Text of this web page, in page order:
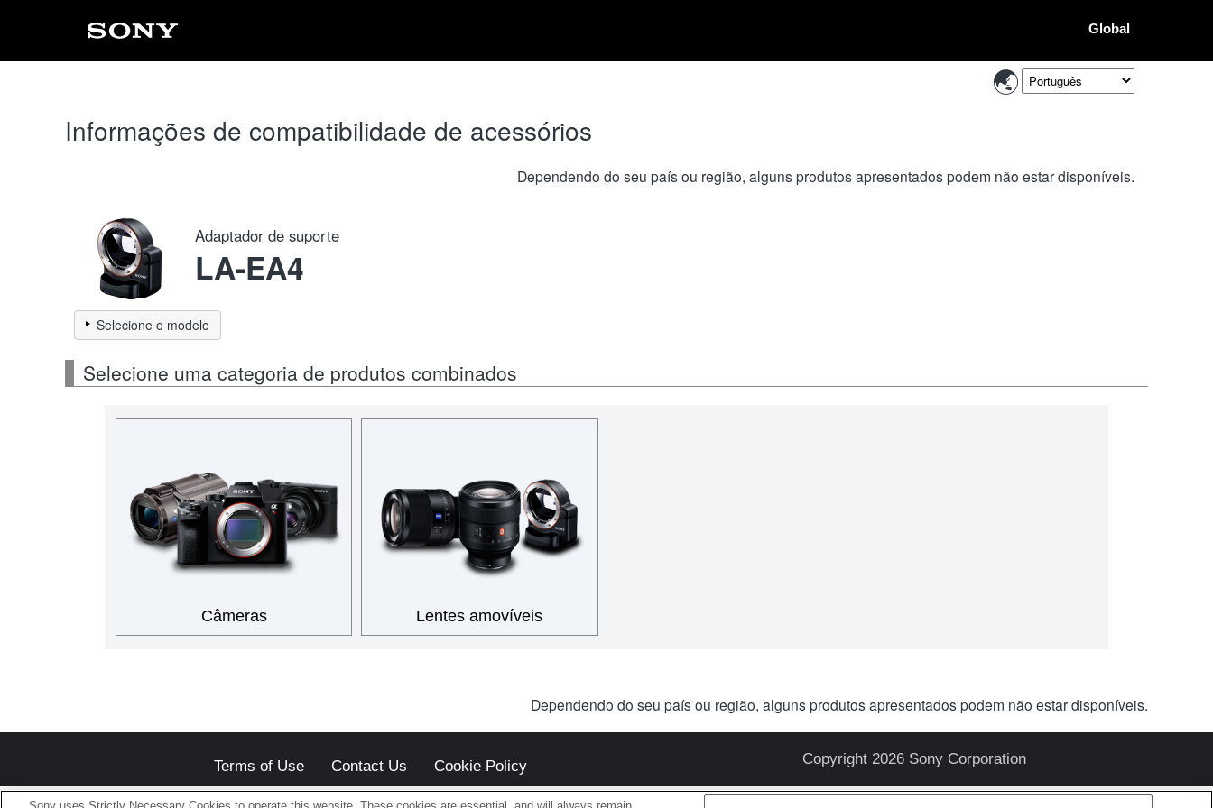
Global
Informações de compatibilidade de acessórios
Dependendo do seu país ou região, alguns produtos apresentados podem não estar disponíveis.
Adaptador de suporte
LA-EA4
Selecione o modelo
Selecione uma categoria de produtos combinados
Câmeras Lentes amovíveis
Dependendo do seu país ou região, alguns produtos apresentados podem não estar disponíveis.
Terms of Use Contact Us Cookie Policy Copyright 2026 Sony Corporation